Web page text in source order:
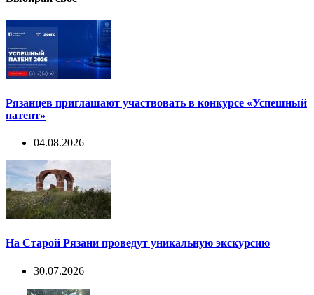
Рязанцев приглашают участвовать в конкурсе «Успешный
патент»
04.08.2026
На Старой Рязани проведут уникальную экскурсию
30.07.2026